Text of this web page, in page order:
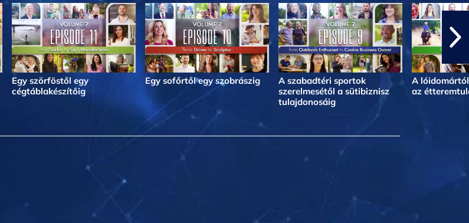
Egy szörföstől egy
cégtáblakészítőig
Egy sofőrtől egy szobrászig
A szabadtéri sportok
szerelmesétől a sütibiznisz
tulajdonosáig
A lóidomártól
az